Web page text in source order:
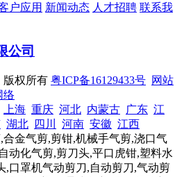
户应用 新闻动态 人才招聘 联系我
版权所有 粤ICP备16129433号 网站
络
上海 重庆 河北 内蒙古 广东 江
湖北 四川 河南 安徽 江西
金气剪,剪钳,机械手气剪,浇口气
动化气剪,剪刀头,平口虎钳,塑料水
,口罩机气动剪刀,自动剪刀,气动剪